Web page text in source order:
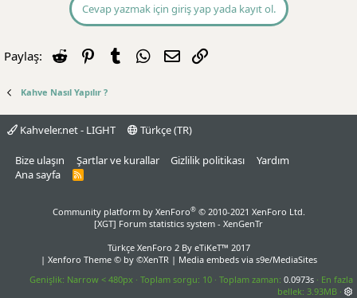
Cevap yazmak için giriş yap yada kayıt ol.
Paylaş: Reddit PinterestTumblrWhatsApp
E-posta
Kahve Nasıl Yapılır ?
Kahveler.net - LIGHT Türkçe (TR)
Bize ulaşın Şartlar ve kurallar Gizlilik politikası
Yardım
Ana sayfa
R
Community platform by XenForo® © 2010-2021 XenForo Ltd.
[XGT] Forum statistics system - XenGenTr
Türkçe XenForo 2By eTiKeT™ 2017
| Xenforo Theme© by ©XenTR| Media embeds via s9e/MediaSites
Genişlik
Toplam sorgu 10 Toplam zaman 0.0973s
En fazla
bellek 3.93MB